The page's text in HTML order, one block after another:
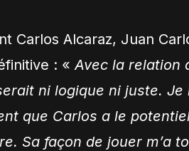
Carlos Alcaraz, Juan
: «Avec la relation
ni logique ni juste. Je
que Carlos a le
Sa façon de jouer m’a